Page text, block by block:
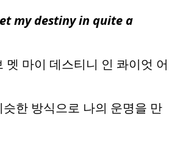
my destiny in quite a
멧 마이 데스티니 인 콰이엇 어
한 방식으로 나의 운명을 만